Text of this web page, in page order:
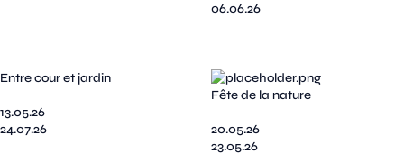
06.06.26
Entre cour et jardin
13.05.26
24.07.26
Fête de la nature
20.05.26
23.05.26